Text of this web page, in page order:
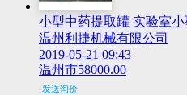
小型中药提取罐 实验室
温州利捷机械有限公司
2019-05-21 09:43
温州市58000.00
发送询价